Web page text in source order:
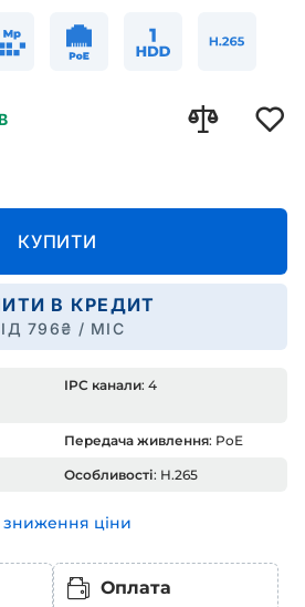
КУПИТИ
В КРЕДИТ
796₴ / МІС
ціни
Оплата
IPC канали: 4
Передача живлення: PoE
Особливості: H.265